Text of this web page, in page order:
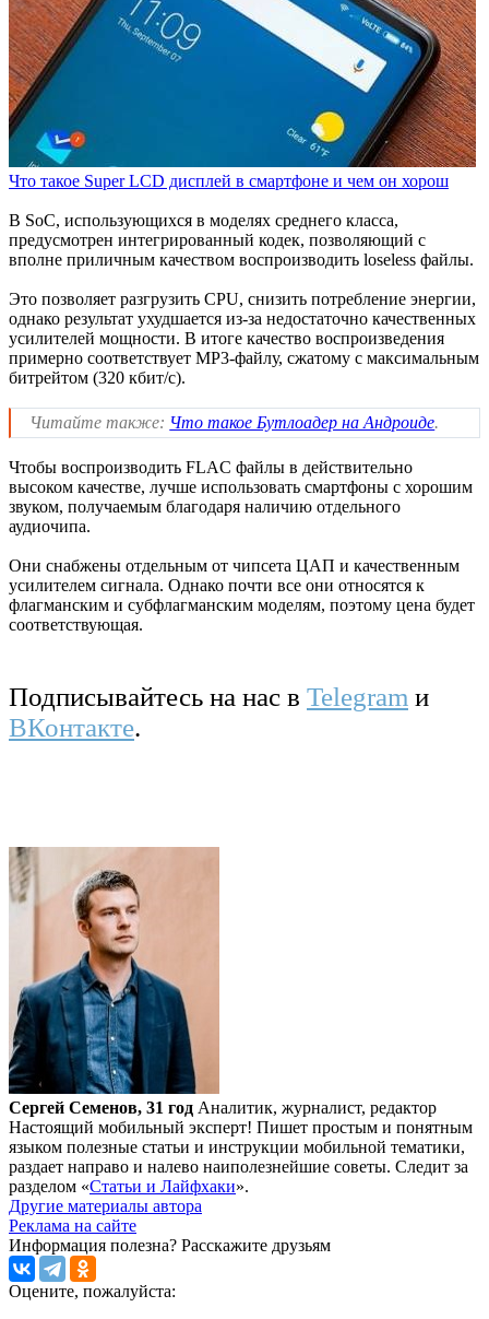
Что такое Super LCD дисплей в смартфоне и чем он хорош
В SoC, использующихся в моделях среднего класса,
предусмотрен интегрированный кодек, позволяющий с
вполне приличным качеством воспроизводить loseless файлы.
Это позволяет разгрузить CPU, снизить потребление энергии,
однако результат ухудшается из-за недостаточно качественных
усилителей мощности. В итоге качество воспроизведения
примерно соответствует MP3-файлу, сжатому с максимальным
битрейтом (320 кбит/с).
Читайте также: Что такое Бутлоадер на Андроиде.
Чтобы воспроизводить FLAC файлы в действительно
высоком качестве, лучше использовать смартфоны с хорошим
звуком, получаемым благодаря наличию отдельного
аудиочипа.
Они снабжены отдельным от чипсета ЦАП и качественным
усилителем сигнала. Однако почти все они относятся к
флагманским и субфлагманским моделям, поэтому цена будет
соответствующая.
Подписывайтесь на нас в Telegram и
ВКонтакте.
Сергей Семенов, 31 год Аналитик, журналист, редактор
Настоящий мобильный эксперт! Пишет простым и понятным
языком полезные статьи и инструкции мобильной тематики,
раздает направо и налево наиполезнейшие советы. Следит за
разделом «Статьи и Лайфхаки».
Другие материалы автора
Реклама на сайте
Информация полезна? Расскажите друзьям
Оцените, пожалуйста: